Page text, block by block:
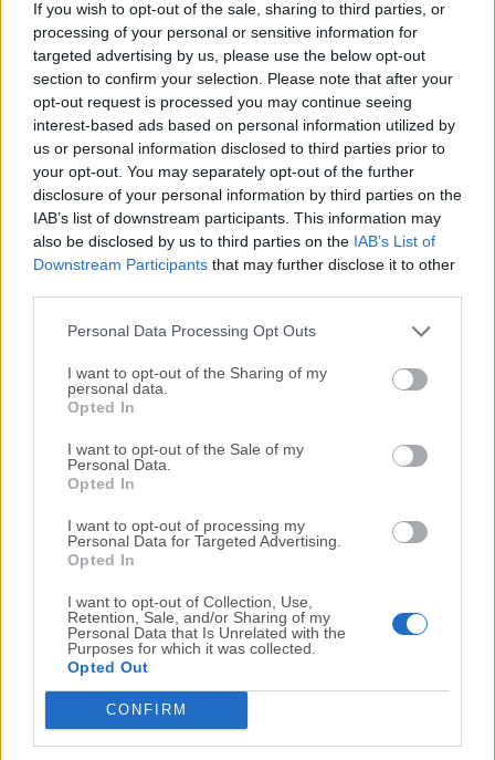
If you wish to opt-out of the sale, sharing to third parties, or
processing of your personal or sensitive information for
targeted advertising by us, please use the below opt-out
section to confirm your selection. Please note that after your
opt-out request is processed you may continue seeing
interest-based ads based on personal information utilized by
us or personal information disclosed to third parties prior to
your opt-out. You may separately opt-out of the further
disclosure of your personal information by third parties on the
IAB’s list of downstream participants. This information may
also be disclosed by us to third parties on the IAB’s List of
Downstream Participants that may further disclose it to other
Personal Data Processing Opt Outs
I want to opt-out of the Sharing of my
personal data.
Opted In
I want to opt-out of the Sale of my
Personal Data.
Opted In
I want to opt-out of processing my
Personal Data for Targeted Advertising.
Opted In
I want to opt-out of Collection, Use,
Retention, Sale, and/or Sharing of my
Personal Data that Is Unrelated with the
Purposes for which it was collected.
Opted Out
CONFIRM
incorporar un potente filtrado bayesiano de spam a los
clientes de correo electrónico populares. Aprende cómo se
ve su spam, para que pueda bloquear casi todo.Examina su
libreta de direcciones y aprende cómo se ven sus mensajes
buenos, para que no los confunda con spam. Otros filtros
de spam empeoran con el tiempo a medida que los
spammers se adaptan a sus reglas; SpamSieve en realidad
mejora con el tiempo a medida que lo entrena con más
mensajes.La herramienta no elimina ningún mensaje, solo
los marca en su cliente de correo electrónico, por lo que
cualquier tipo que ...Lee mas »
Alternativas y Software Similar